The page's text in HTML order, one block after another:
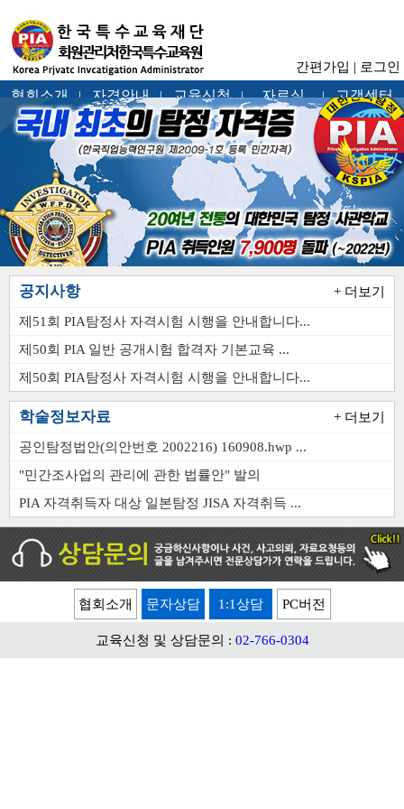
간편가입 | 로그인
협회소개 | 자격안내 | 교육신청 | 자료실 | 고객센터
공지사항 + 더보기
제51회 PIA탐정사 자격시험 시행을 안내합니다...
제50회 PIA 일반 공개시험 합격자 기본교육 ...
제50회 PIA탐정사 자격시험 시행을 안내합니다...
학술정보자료 + 더보기
공인탐정법안(의안번호 2002216) 160908.hwp ...
"민간조사업의 관리에 관한 법률안" 발의
PIA 자격취득자 대상 일본탐정 JISA 자격취득 ...
교육신청 및 상담문의 : 02-766-0304